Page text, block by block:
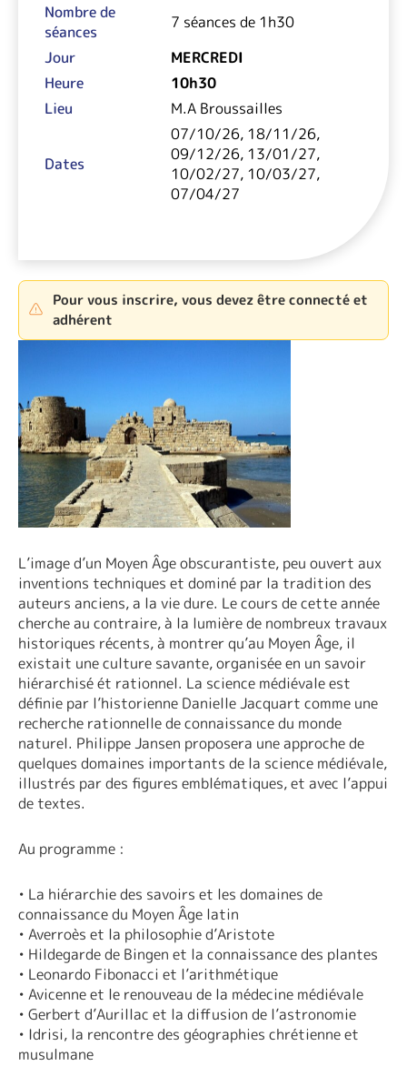
Nombre de
séances
7 séances de 1h30
Jour
MERCREDI
Heure
10h30
Lieu
M.A Broussailles
Dates
07/10/26, 18/11/26,
09/12/26, 13/01/27,
10/02/27, 10/03/27,
07/04/27
Pour vous inscrire, vous devez être connecté et
adhérent
L’image d’un Moyen Âge obscurantiste, peu ouvert aux
inventions techniques et dominé par la tradition des
auteurs anciens, a la vie dure. Le cours de cette année
cherche au contraire, à la lumière de nombreux travaux
historiques récents, à montrer qu’au Moyen Âge, il
existait une culture savante, organisée en un savoir
hiérarchisé́ et rationnel. La science médiévale est
définie par l’historienne Danielle Jacquart comme une
recherche rationnelle de connaissance du monde
naturel. Philippe Jansen proposera une approche de
quelques domaines importants de la science médiévale,
illustrés par des figures emblématiques, et avec l’appui
de textes.
Au programme :
• La hiérarchie des savoirs et les domaines de
connaissance du Moyen Âge latin
• Averroès et la philosophie d’Aristote
• Hildegarde de Bingen et la connaissance des plantes
• Leonardo Fibonacci et l’arithmétique
• Avicenne et le renouveau de la médecine médiévale
• Gerbert d’Aurillac et la diffusion de l’astronomie
• Idrisi, la rencontre des géographies chrétienne et
musulmane